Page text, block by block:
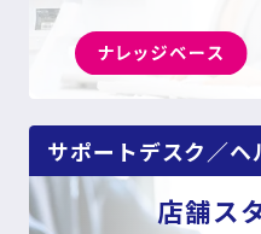
サポートデスク／ヘ
店舗ス